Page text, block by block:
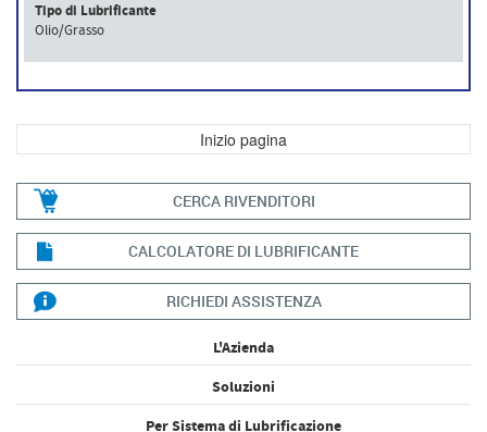
Tipo di Lubrificante
Olio/Grasso
Inizio pagina
CERCA RIVENDITORI
CALCOLATORE DI LUBRIFICANTE
RICHIEDI ASSISTENZA
L'Azienda
Soluzioni
Per Sistema di Lubrificazione